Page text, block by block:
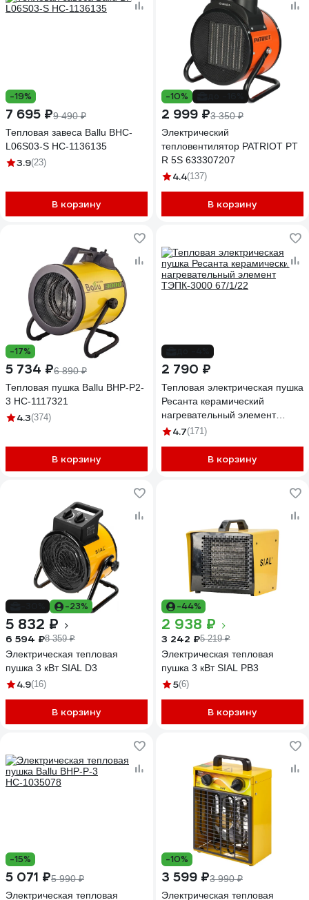
-19%
7 695 ₽9 490 ₽
Тепловая завеса Ballu BHC-
L06S03-S НС-1136135
3.9(23)
В корзину
-10%
2 999 ₽3 350 ₽
Электрический
тепловентилятор PATRIOT PT
R 5S 633307207
4.4(137)
В корзину
-17%
5 734 ₽6 890 ₽
Тепловая пушка Ballu BHP-P2-
3 НС-1117321
4.3(374)
В корзину
2 790 ₽
Тепловая электрическая пушка
Ресанта керамический
нагревательный элемент
ТЭПК-3000 67/1/22
4.7(171)
В корзину
-23%
5 832 ₽
6 594 ₽8 359 ₽
Электрическая тепловая
пушка 3 кВт SIAL D3
4.9(16)
В корзину
-44%
2 938 ₽
3 242 ₽5 219 ₽
Электрическая тепловая
пушка 3 кВт SIAL PB3
5(6)
В корзину
-15%
5 071 ₽5 990 ₽
Электрическая тепловая
-10%
3 599 ₽3 990 ₽
Электрическая тепловая